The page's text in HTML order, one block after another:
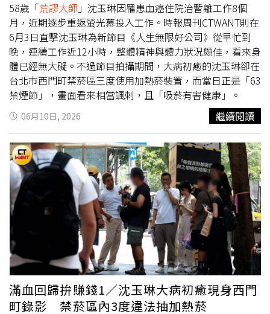
曾喪氣地安慰老婆，人總會被遺忘，但妻子堅定要求他：
「你要陪女兒國中、高中畢業，要親手牽著她的手嫁人。」
這份動力支持他撐過治療，主治醫師當時一句：「我不只要
讓你多活幾年，我是要治癒你！」更讓他當場淚崩，重新燃
起鬥志。他也說自己熬過多次艱苦化療療程的重要動力，竟
來自過去與記者之間的一段玩笑話。沈玉琳笑說，曾有人開
玩笑表示，如果他先離開人世，芽芽可能帶著遺產改嫁，未
來的另一半還會住他的房子、花他的錢。這句話意外成為他
求生的力量，「為了這口氣，我不讓我老婆改嫁，我要活下
來」。下月25日沈玉琳將與主持搭檔：潘若迪、馬力歐，一
起演出90分鐘脫口秀《三個不老擊敗之人生跑馬燈 LIVE
SHOW》。（圖／寬宏藝術提供）據了解，沈玉琳復工後工
作量相當驚人。除了主持新節目《人生無限好公司》外，明
（11日）就要重返《11點熱吵店》主持崗位，迅速回歸電
視公務員身份，觀眾也將天天都能看到沈玉琳。此外，7月
25日他還將與潘若迪、馬力歐，一起演出90分鐘脫口秀
《三個不老擊敗之人生跑馬燈 LIVE SHOW》，工作邀約接
連不斷。歷經生死關卡後重返螢光幕，沈玉琳依舊維持高強
度工作節奏，也展現出想為家人持續奮鬥的決心。沈玉琳11
日確定重返《11點熱吵店》主持崗位，迅速回歸電視公務員
身份。（圖／TVBS提供）此外，日前他與昔日搭檔Melody
58歲「荒謬大師 」沈玉琳因罹患血癌住院治暫離工作8個
月，近期逐步重返螢光幕投入工作。時報周刊CTWANT則在
6月3日直擊沈玉琳為新節目《人生無限好公司》從早忙到
晚，連續工作近12小時，整體精神與體力狀況頗佳，看來身
體已經無大礙。不過節目拍攝期間，大病初癒的沈玉琳卻在
台北市西門町禁菸區三度使用加熱菸裝置，而當日正是「63
禁煙節」，畫面看來相當諷刺，且「吸菸有害健康」。
06月10日, 2026 繼續閱讀
滿血回歸拚賺錢1／沈玉琳大病初癒現身西門
町錄影 禁菸區內3度違法抽加熱菸